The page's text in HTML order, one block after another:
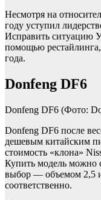
Несмотря на
году уступил
Исправить ситуацию
помощью
года.
Donfeng DF6
Donfeng DF6 (Фото:
Donfeng DF6 после
дешевым китайским
стоимость «клона»
Купить модель можно
выбор — объемом 2,5
соответственно.